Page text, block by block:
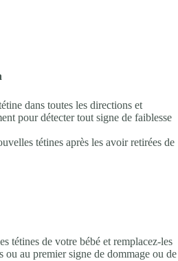
dans toutes les directions et
pour détecter tout signe de faiblesse
tétines après les avoir retirées de
tétines de votre bébé et remplacez-les
ou au premier signe de dommage ou de